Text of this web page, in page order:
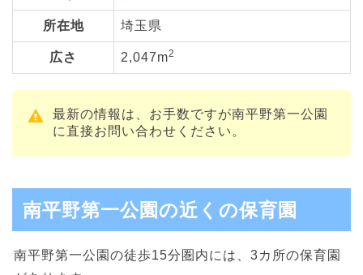
所在地 埼玉県
広さ 2,047m2
最新の情報は、お手数ですが南平野第一公園
に直接お問い合わせください。
南平野第一公園の近くの保育園
南平野第一公園の徒歩15分圏内には、3カ所の保育園